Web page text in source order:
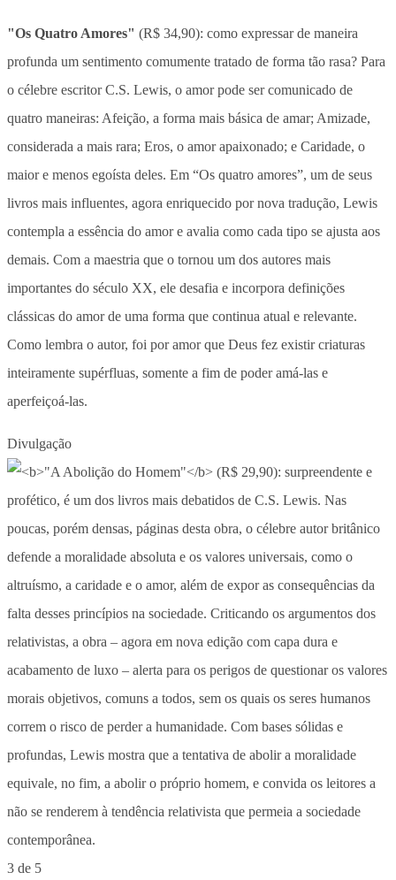
"Os Quatro Amores" (R$ 34,90): como expressar de maneira
profunda um sentimento comumente tratado de forma tão rasa? Para
o célebre escritor C.S. Lewis, o amor pode ser comunicado de
quatro maneiras: Afeição, a forma mais básica de amar; Amizade,
considerada a mais rara; Eros, o amor apaixonado; e Caridade, o
maior e menos egoísta deles. Em “Os quatro amores”, um de seus
livros mais influentes, agora enriquecido por nova tradução, Lewis
contempla a essência do amor e avalia como cada tipo se ajusta aos
demais. Com a maestria que o tornou um dos autores mais
importantes do século XX, ele desafia e incorpora definições
clássicas do amor de uma forma que continua atual e relevante.
Como lembra o autor, foi por amor que Deus fez existir criaturas
inteiramente supérfluas, somente a fim de poder amá-las e
aperfeiçoá-las.
Divulgação
3 de 5